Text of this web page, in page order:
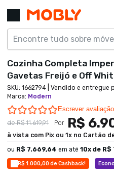
R$ 1.000,00 de Cashback!
Cozinha Completa
Gavetas Freijó e Off
SKU: 1662794 | Vendido e entregue
Marca: Modern
0.0 star rating
Escrever avaliação
deR$ 11.619,91 Por R$
à vista com Pix ou 1x no Cartão
ou R$ 7.669,64 em até 10x de